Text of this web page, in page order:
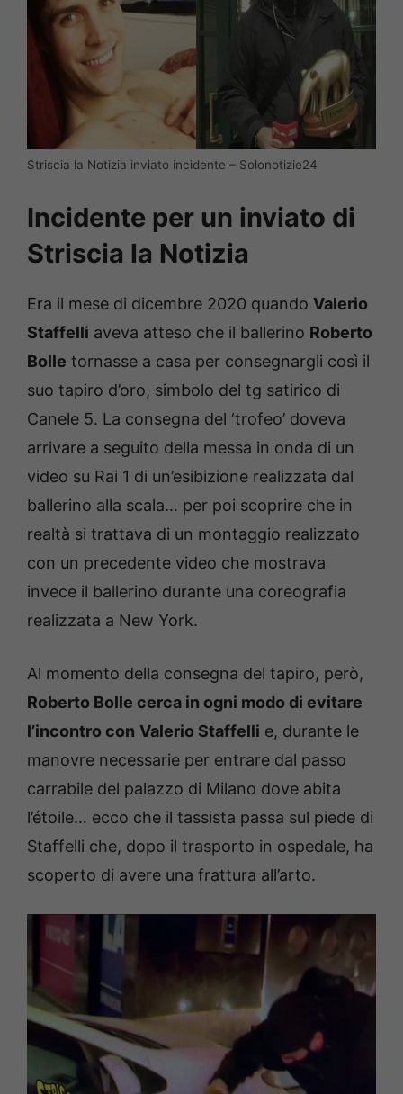
Striscia la Notizia inviato incidente – Solonotizie24
Incidente per un inviato di
Striscia la Notizia
Era il mese di dicembre 2020 quando Valerio
Staffelli aveva atteso che il ballerino Roberto
Bolle tornasse a casa per consegnargli così il
suo tapiro d’oro, simbolo del tg satirico di
Canele 5. La consegna del ‘trofeo’ doveva
arrivare a seguito della messa in onda di un
video su Rai 1 di un’esibizione realizzata dal
ballerino alla scala… per poi scoprire che in
realtà si trattava di un montaggio realizzato
con un precedente video che mostrava
invece il ballerino durante una coreografia
realizzata a New York.
Al momento della consegna del tapiro, però,
Roberto Bolle cerca in ogni modo di evitare
l’incontro con Valerio Staffelli e, durante le
manovre necessarie per entrare dal passo
carrabile del palazzo di Milano dove abita
l’étoile… ecco che il tassista passa sul piede di
Staffelli che, dopo il trasporto in ospedale, ha
scoperto di avere una frattura all’arto.